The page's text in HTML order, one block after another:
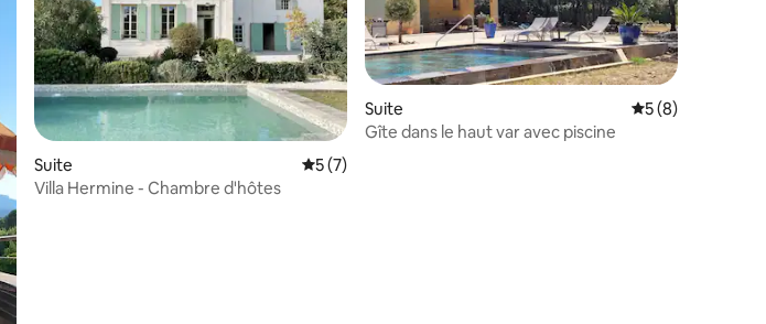
: 4,93 sur 5
Suite Évaluation moyenne sur la base de 7 commentaires : 5 sur 5
5 (7)
Villa Hermine - Chambre d'hôtes
Suite Évaluation
5 (8)
Gîte dans le haut var avec piscine